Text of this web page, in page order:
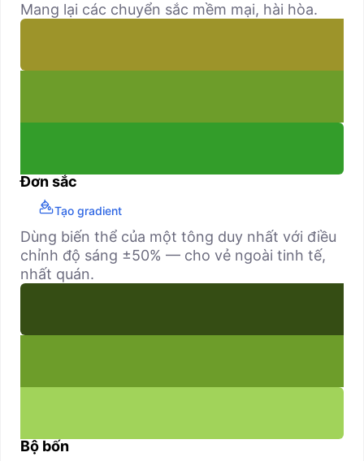
Mang lại các chuyển sắc mềm mại, hài hòa.
Đơn sắc
Tạo gradient
Dùng biến thể của một tông duy nhất với điều
chỉnh độ sáng ±50% — cho vẻ ngoài tinh tế,
nhất quán.
Bộ bốn